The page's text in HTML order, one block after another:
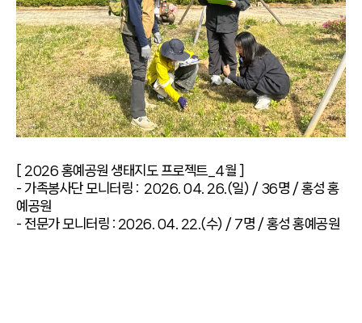
[ 2026 홍예공원 생태지도 프로젝트_4월 ]
- 가족봉사단 모니터링 : 2026. 04. 26.(일) / 36명 / 홍성 홍
예공원
- 전문가 모니터링 : 2026. 04. 22.(수) / 7명 / 홍성 홍예공원